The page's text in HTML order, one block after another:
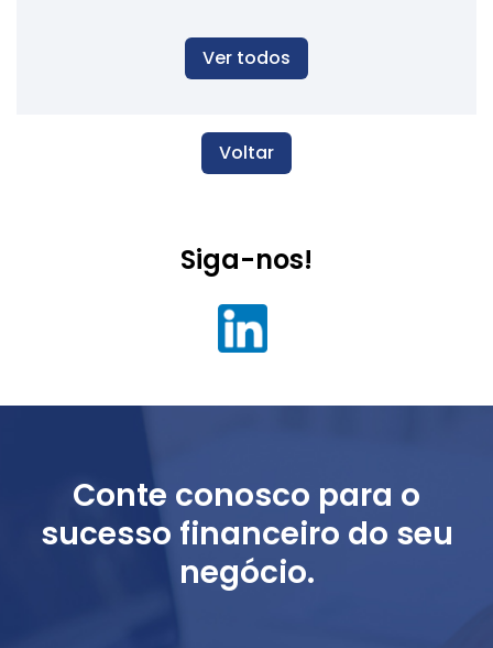
Ver todos
Voltar
Siga-nos!
Conte conosco para o
sucesso financeiro do seu
negócio.